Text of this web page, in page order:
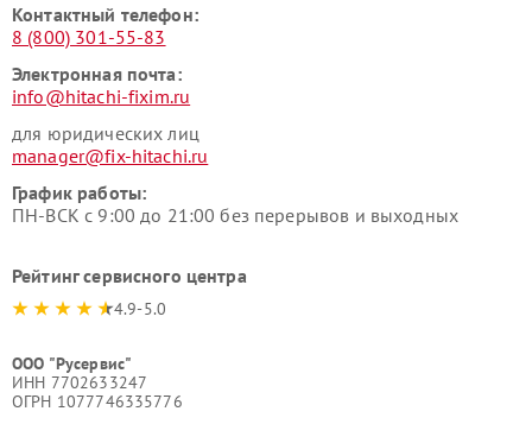
Контактный телефон:
8 (800) 301-55-83
Электронная почта:
info@hitachi-fixim.ru
для юридических лиц
manager@fix-hitachi.ru
График работы:
ПН-ВСК с 9:00 до 21:00 без перерывов и выходных
Рейтинг сервисного центра
4.9-5.0
ООО "Русервис"
ИНН 7702633247
ОГРН 1077746335776